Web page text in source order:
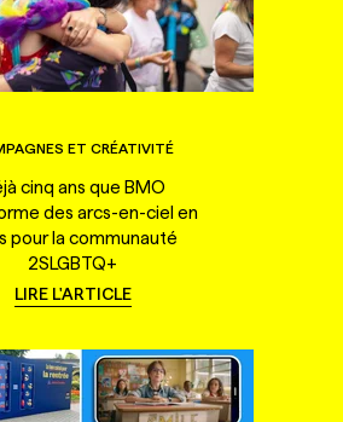
ET CRÉATIVITÉ
cinq ans que BMO
des arcs-en-ciel en
pour la communauté
2SLGBTQ+
LIRE L'ARTICLE